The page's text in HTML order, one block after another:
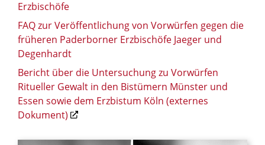
Erzbischöfe
FAQ zur Veröffentlichung von Vorwürfen gegen die
früheren Paderborner Erzbischöfe Jaeger und
Degenhardt
Bericht über die Untersuchung zu Vorwürfen
Ritueller Gewalt in den Bistümern Münster und
Essen sowie dem Erzbistum Köln (externes
Dokument)